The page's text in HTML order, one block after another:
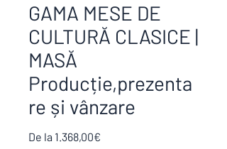
GAMA MESE DE
CULTURĂ CLASICE |
MASĂ
Producție,prezenta
re și vânzare
De la 1.368,00€